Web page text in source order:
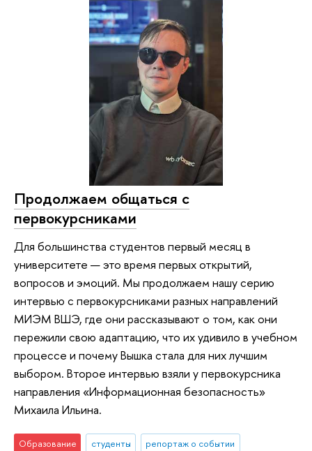
Продолжаем общаться с
первокурсниками
Для большинства студентов первый месяц в
университете — это время первых открытий,
вопросов и эмоций. Мы продолжаем нашу серию
интервью с первокурсниками разных направлений
МИЭМ ВШЭ, где они рассказывают о том, как они
пережили свою адаптацию, что их удивило в учебном
процессе и почему Вышка стала для них лучшим
выбором. Второе интервью взяли у первокурсника
направления «Информационная безопасность»
Михаила Ильина.
Образование студенты
репортаж о событии